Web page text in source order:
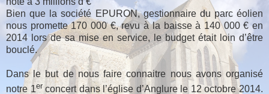
Bien que la société EPURON, gestionnaire du parc éolien
nous promette 170 000 €, revu à la baisse à 140 000 € en
2014 lors de sa mise en service, lebudgetétait loin d’être
bouclé.
Dans le but de nous faire connaitre nous avons organisé
notre 1erconcert dans l’église d’Anglure le 12 octobre 2014.